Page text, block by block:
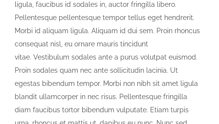
ligula, faucibus id sodales in, auctor fringilla libero.
Pellentesque pellentesque tempor tellus eget hendrerit.
Morbi id aliquam ligula. Aliquam id dui sem. Proin rhoncus
consequat nisl, eu ornare mauris tincidunt
vitae. Vestibulum sodales ante a purus volutpat euismod.
Proin sodales quam nec ante sollicitudin lacinia. Ut
egestas bibendum tempor. Morbi non nibh sit amet ligula
blandit ullamcorper in nec risus. Pellentesque fringilla
diam faucibus tortor bibendum vulputate. Etiam turpis